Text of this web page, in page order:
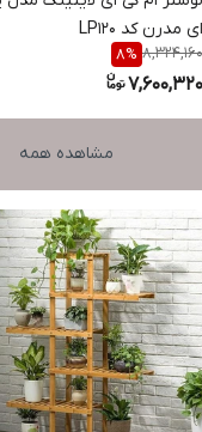
ای مدرن کد LP120
8,324,160
8%
7,600,320
مشاهده همه